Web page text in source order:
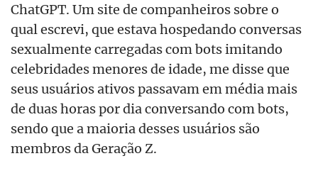
ChatGPT. Um site de companheiros sobre o
qual escrevi, que estava hospedando conversas
sexualmente carregadas com bots imitando
celebridades menores de idade, me disse que
seus usuários ativos passavam em média mais
de duas horas por dia conversando com bots,
sendo que a maioria desses usuários são
membros da Geração Z.